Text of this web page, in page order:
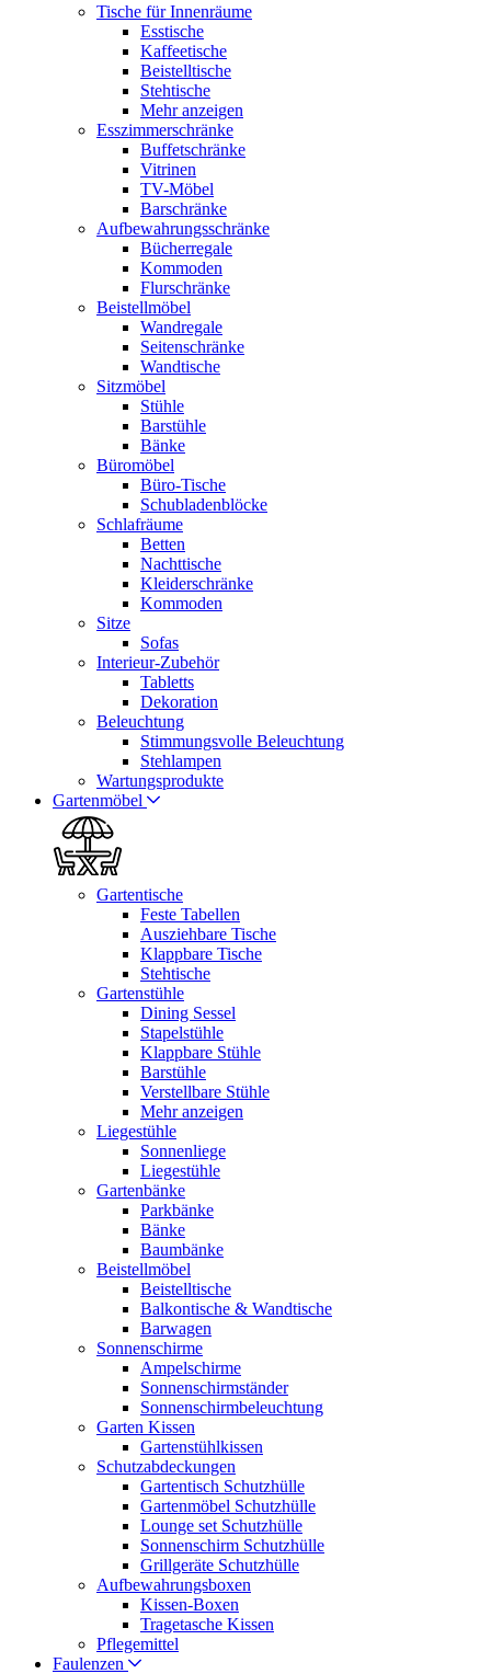
Tische für Innenräume
Esstische
Kaffeetische
Beistelltische
Stehtische
Mehr anzeigen
Esszimmerschränke
Buffetschränke
Vitrinen
TV-Möbel
Barschränke
Aufbewahrungsschränke
Bücherregale
Kommoden
Flurschränke
Beistellmöbel
Wandregale
Seitenschränke
Wandtische
Sitzmöbel
Stühle
Barstühle
Bänke
Büromöbel
Büro-Tische
Schubladenblöcke
Schlafräume
Betten
Nachttische
Kleiderschränke
Kommoden
Sitze
Sofas
Interieur-Zubehör
Tabletts
Dekoration
Beleuchtung
Stimmungsvolle Beleuchtung
Stehlampen
Wartungsprodukte
Gartenmöbel
Gartentische
Feste Tabellen
Ausziehbare Tische
Klappbare Tische
Stehtische
Gartenstühle
Dining Sessel
Stapelstühle
Klappbare Stühle
Barstühle
Verstellbare Stühle
Mehr anzeigen
Liegestühle
Sonnenliege
Liegestühle
Gartenbänke
Parkbänke
Bänke
Baumbänke
Beistellmöbel
Beistelltische
Balkontische & Wandtische
Barwagen
Sonnenschirme
Ampelschirme
Sonnenschirmständer
Sonnenschirmbeleuchtung
Garten Kissen
Gartenstühlkissen
Schutzabdeckungen
Gartentisch Schutzhülle
Gartenmöbel Schutzhülle
Lounge set Schutzhülle
Sonnenschirm Schutzhülle
Grillgeräte Schutzhülle
Aufbewahrungsboxen
Kissen-Boxen
Tragetasche Kissen
Pflegemittel
Faulenzen